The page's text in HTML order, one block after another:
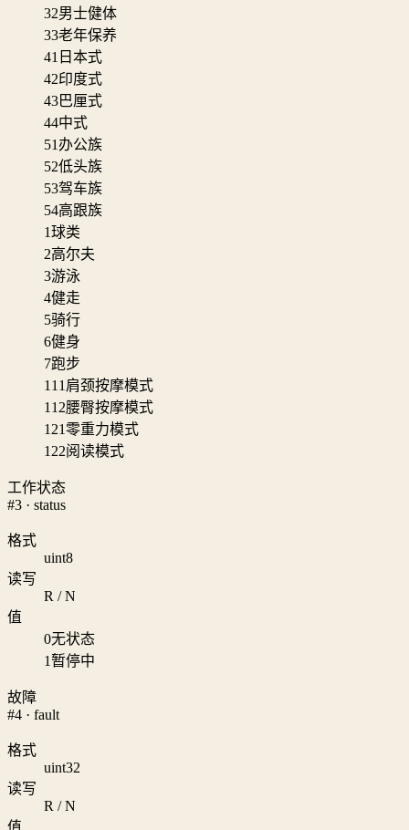
32男士健体
33老年保养
41 日本式
42印度式
43巴厘式
44中式
51 办公族
52低头族
53驾车族
54高跟族
1球类
2高尔夫
3游泳
4健走
5骑行
6健身
7跑步
111 肩颈按摩模式
112腰臀按摩模式
121零重力模式
122阅读模式
工作状态
#3 · status
格式
uint8
读写
R / N
值
0无状态
1 暂停中
故障
#4 · fault
格式
uint32
读写
R / N
值